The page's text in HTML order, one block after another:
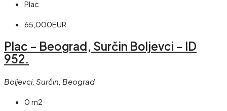
Plac
65,000EUR
Plac – Beograd, Surčin Boljevci – ID
952.
Boljevci, Surčin, Beograd
0 m2